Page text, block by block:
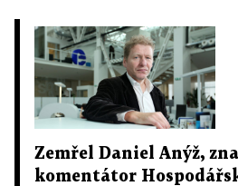
Zemřel Daniel Anýž,
komentátor